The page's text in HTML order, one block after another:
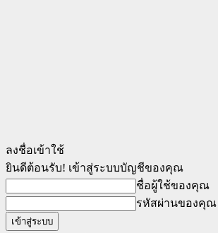
ลงชื่อเข้าใช้
ยินดีต้อนรับ! เข้าสู่ระบบบัญชีของคุณ
ชื่อผู้ใช้ของคุณ
รหัสผ่านของคุณ